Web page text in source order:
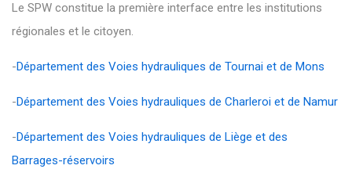
Le SPW constitue la première interface entre les institutions
régionales et le citoyen.
-Département des Voies hydrauliques de Tournai et de Mons
-Département des Voies hydrauliques de Charleroi et de Namur
-Département des Voies hydrauliques de Liège et des
Barrages-réservoirs